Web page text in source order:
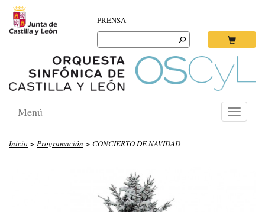
PRENSA
Search
for:
Toggle
Menú
Inicio > Programación > CONCIERTO DE NAVIDAD